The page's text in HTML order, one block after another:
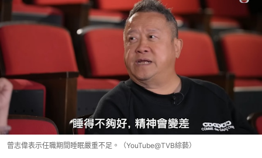
曾志偉表示任職期間睡眠嚴重不足。（YouTube@TVB綜藝）